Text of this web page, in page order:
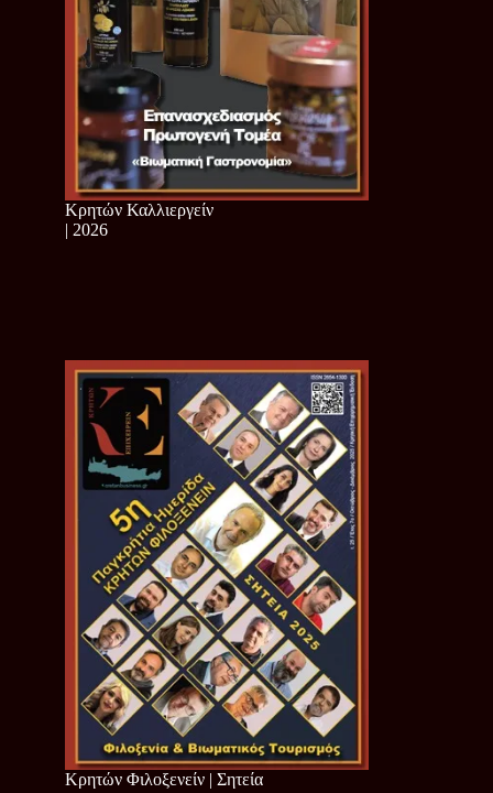
Κρητών Καλλιεργείν
| 2026
Κρητών Φιλοξενείν | Σητεία